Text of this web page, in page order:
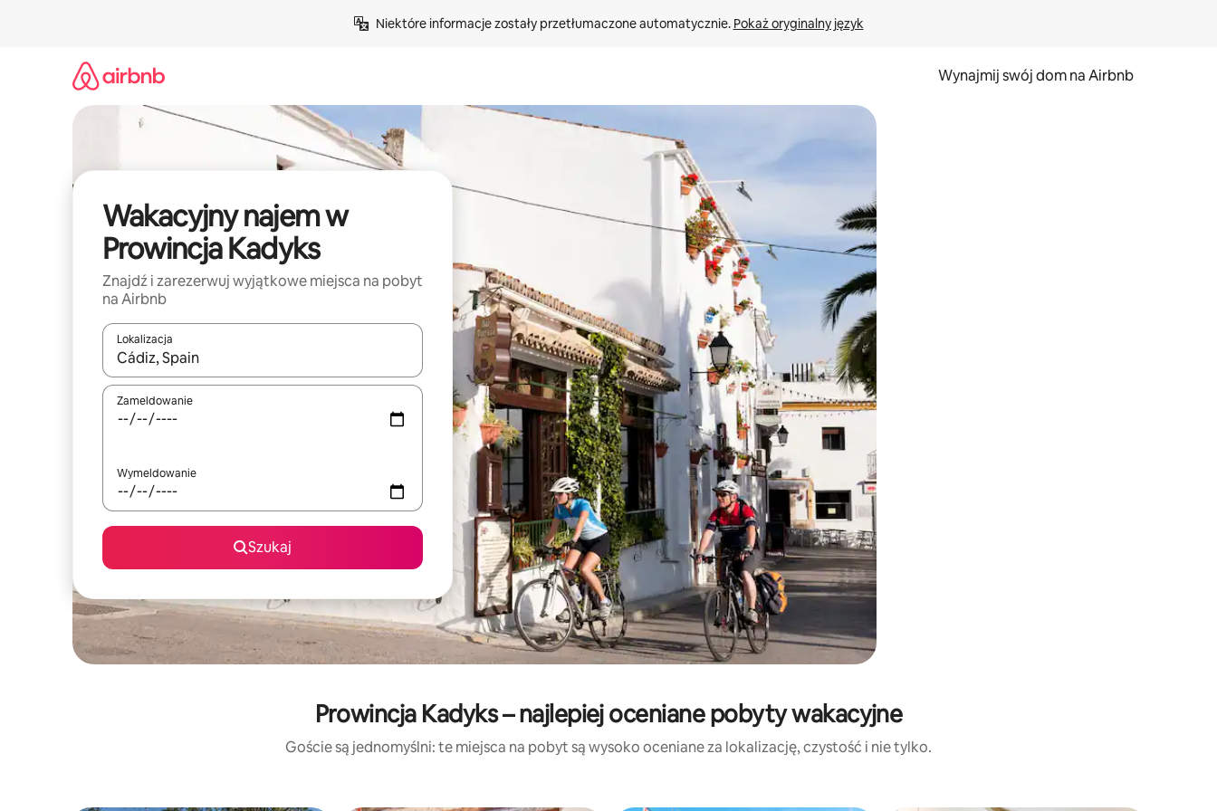
Niektóre informacje zostały przetłumaczone automatycznie. Pokaż oryginalny język
Wynajmij swój dom na Airbnb
Wakacyjny najem w
Prowincja Kadyks
Znajdź i zarezerwuj wyjątkowe miejsca na pobyt
na Airbnb
Lokalizacja
Gdy wyniki będą dostępne, możesz poruszać się po nich za pomocą klawiszy strzałek w górę i w dół lub przeglądać je za pomocą gestów dotykowych lub przesuwania.
Zameldowanie
Wymeldowanie
Szukaj
Prowincja Kadyks – najlepiej oceniane pobyty wakacyjne
Goście są jednomyślni: te miejsca na pobyt są wysoko oceniane za lokalizację, czystość i nie tylko.